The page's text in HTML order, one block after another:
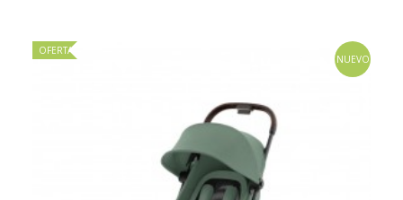
NUEVO
OFERTA